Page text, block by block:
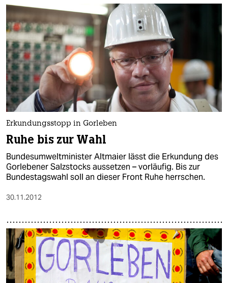
Erkundungsstopp in Gorleben
Ruhe bis zur Wahl
Bundesumweltminister Altmaier lässt die Erkundung des
Gorlebener Salzstocks aussetzen – vorläufig. Bis zur
Bundestagswahl soll an dieser Front Ruhe herrschen.
30.11.2012